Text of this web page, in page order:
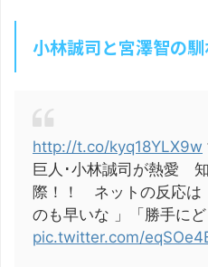
小林誠司と宮澤智の
http://t.co/kyq18YLX9w
巨人･小林誠司が熱愛
際！！ ネットの反応は
のも早いな 」「勝手にど
pic.twitter.com/